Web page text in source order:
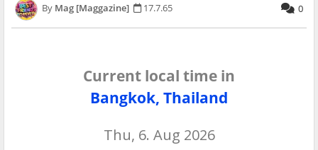
Mag [Maggazine] 17.7.65 0
Current local time in
Bangkok, Thailand